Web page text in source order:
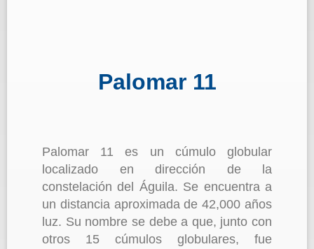
Palomar 11
Palomar 11 es un cúmulo globular
localizado en dirección de la
constelación del Águila. Se encuentra a
un distancia aproximada de 42,000 años
luz. Su nombre se debe a que, junto con
otros 15 cúmulos globulares, fue